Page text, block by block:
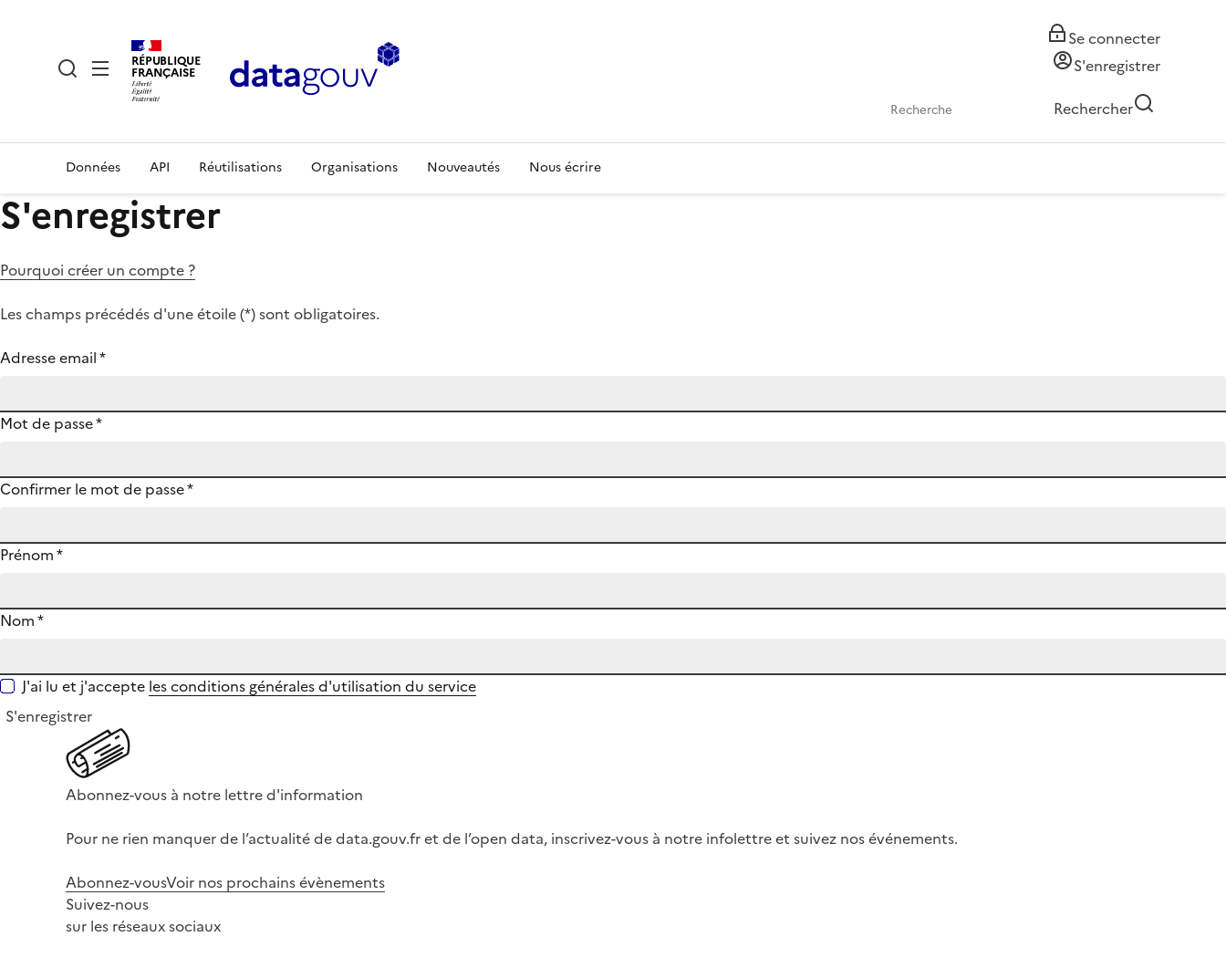
RÉPUBLIQUE
FRANÇAISE
Se connecter
S'enregistrer
Rechercher
Données API Réutilisations Organisations Nouveautés Nous écrire
S'enregistrer
Pourquoi créer un compte ?
Les champs précédés d'une étoile (*) sont obligatoires.
Adresse email*
Mot de passe*
Confirmer le mot de passe*
Prénom*
Nom*
J'ai lu et j'accepte les conditions générales d'utilisation du service
S'enregistrer
Abonnez-vous à notre lettre d'information
Pour ne rien manquer de l’actualité de data.gouv.fr et de l’open data, inscrivez-vous à notre infolettre et suivez nos événements.
Abonnez-vousVoir nos prochains évènements
Suivez-nous
sur les réseaux sociaux